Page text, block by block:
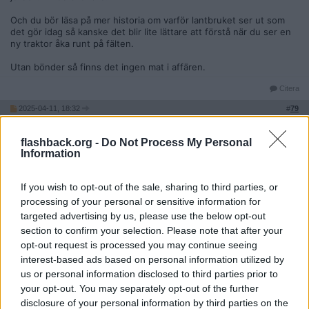
flashback.org - Do Not Process My Personal
Information
If you wish to opt-out of the sale, sharing to third parties, or
processing of your personal or sensitive information for
targeted advertising by us, please use the below opt-out
section to confirm your selection. Please note that after your
opt-out request is processed you may continue seeing
interest-based ads based on personal information utilized by
us or personal information disclosed to third parties prior to
your opt-out. You may separately opt-out of the further
disclosure of your personal information by third parties on the
Och du bör läsa på mer historia om varför lantbruket ser ut som
det gör idag så kanske det blir lite lättare att förstå när du ser en
ny traktor åka runt på fälten.
Utan bönder så finns det ingen mat i affären.
Citera
2025-04-11, 18:32 #79
Inlägg: 1 323
Citat:
Vad tror du att det kostar i tid och pengar att dra runt ett
lantbruk? Och du kan inte riktigt jämföra amerikanska industri
jordbruk med svenska.
Och du bör läsa på mer historia om varför lantbruket ser ut
som det gör idag så kanske det blir lite lättare att förstå när
du ser en ny traktor åka runt på fälten.
Utan bönder så finns det ingen mat i affären.